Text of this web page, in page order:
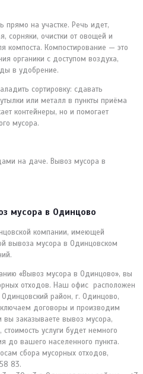
прямо на участке. Речь идет,
сорняки, очистки от овощей и
компоста. Компостирование — это
органики с доступом воздуха,
в удобрение.
сортировку: сдавать
или металл в пункты приёма
контейнеры, но и помогает
мусора.
мусора в Одинцово
компании, имеющей
вывоза мусора в Одинцовском
«Вывоз мусора в Одинцово», вы
отходов. Наш офис расположен
район, г. Одинцово,
договоры и производим
вы заказываете вывоз мусора,
услуги будет немного
до вашего населенного пункта.
сбора мусорных отходов,
83.